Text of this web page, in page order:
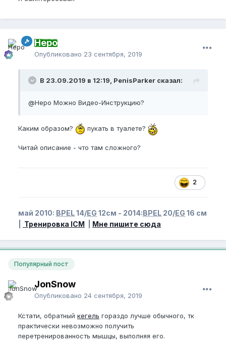
Неро
Опубликовано 23 сентября, 2019
В 23.09.2019 в 12:19, PenisParker сказал:
@Неро Можно Видео-Инструкцию?
Каким образом? пукать в туалете?
Читай описание - что там сложного?
2
май 2010: BPEL14/EG 12см - 2014:BPEL 20/EG 16 см
Тренировка ICM Мне пишите сюда
Популярный пост
JonSnow
Опубликовано 24 сентября, 2019
Кстати, обратный кегель гораздо лучше обычного, тк
практически невозможно получить
перетренированность мышцы, выполняя его.